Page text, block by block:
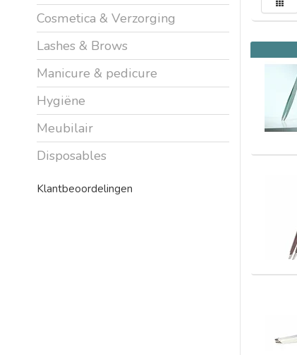
Cosmetica & Verzorging
Lashes & Brows
Manicure & pedicure
Hygiëne
Meubilair
Disposables
Klantbeoordelingen